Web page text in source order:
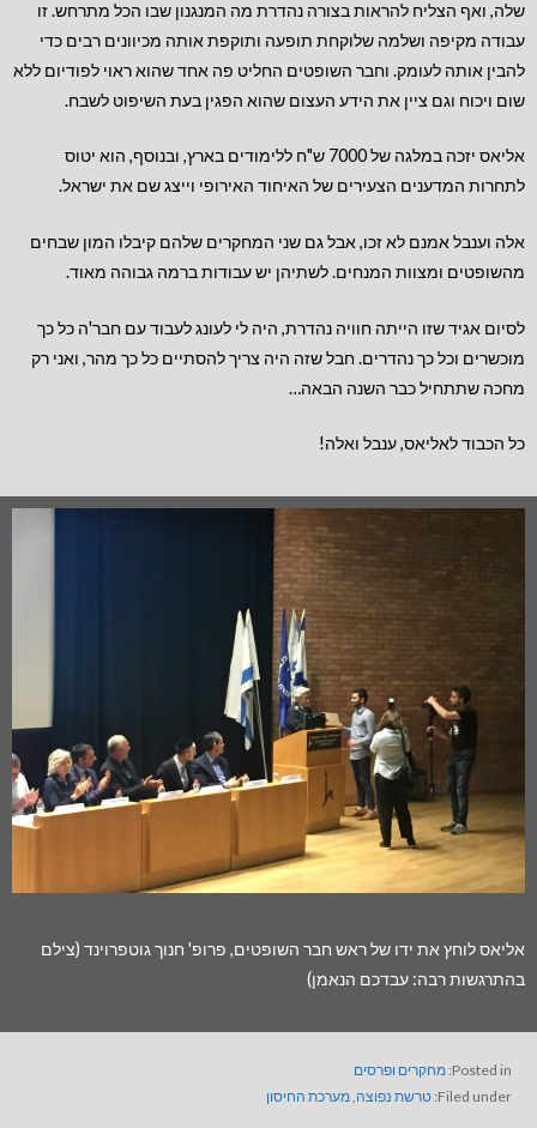
שלה, ואף הצליח להראות בצורה נהדרת מה המנגנון שבו הכל מתרחש. זו
עבודה מקיפה ושלמה שלוקחת תופעה ותוקפת אותה מכיוונים רבים כדי
להבין אותה לעומק. וחבר השופטים החליט פה אחד שהוא ראוי לפודיום ללא
שום ויכוח וגם ציין את הידע העצום שהוא הפגין בעת השיפוט לשבח.
אליאס יזכה במלגה של 7000 ש"ח ללימודים בארץ, ובנוסף, הוא יטוס
לתחרות המדענים הצעירים של האיחוד האירופי וייצג שם את ישראל.
אלה וענבל אמנם לא זכו, אבל גם שני המחקרים שלהם קיבלו המון שבחים
מהשופטים ומצוות המנחים. לשתיהן יש עבודות ברמה גבוהה מאוד.
לסיום אגיד שזו הייתה חוויה נהדרת, היה לי לעונג לעבוד עם חבר'ה כל כך
מוכשרים וכל כך נהדרים. חבל שזה היה צריך להסתיים כל כך מהר, ואני רק
מחכה שתתחיל כבר השנה הבאה…
כל הכבוד לאליאס, ענבל ואלה!
אליאס לוחץ את ידו של ראש חבר השופטים, פרופ' חנוך גוטפרוינד (צילם
בהתרגשות רבה: עבדכם הנאמן)
Posted in: מחקרים ופרסים
Filed under: טרשת נפוצה,מערכת החיסון